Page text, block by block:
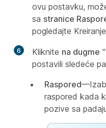
ovu postavku,
sa stranice
pogledajte Kreiranje
6 Kliknite na dugme
postavili sledeće
Raspored
raspored kada
pozive sa